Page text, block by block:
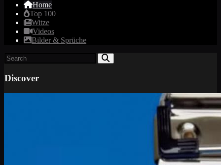
Home
Top 100
Witze
Videos
Bilder & Sprüche
Discover